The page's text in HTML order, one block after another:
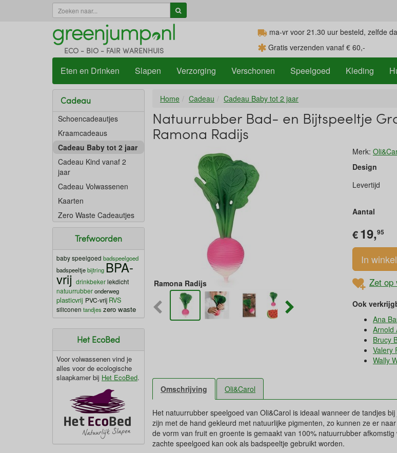
ECO - BIO - FAIR WARENHUIS
ma-vr voor 21.30 uur besteld, zelfde
Gratis verzenden vanaf € 60,-
Eten en Drinken Slapen Verzorging Verschonen Speelgoed Kleding
Cadeau
Schoencadeautjes
Kraamcadeaus
Cadeau Baby tot 2 jaar
Cadeau Kind vanaf 2
jaar
Cadeau Volwassenen
Kaarten
Zero Waste Cadeautjes
Trefwoorden
baby speelgoed badspeelgoed
badspeeltjebijtring BPA-
vrij drinkbekerlekdicht
natuurrubberonderweg
plasticvrij PVC-vrij RVS
siliconen tandjes zero waste
Het EcoBed
Voor volwassenen vind je
alles voor de ecologische
slaapkamer bij Het EcoBed.
Home Cadeau Cadeau Baby tot 2 jaar
Natuurrubber Bad- en Bijtspeeltje
Ramona Radijs
Ramona Radijs
Merk:
Design
Levertijd
Aantal
€19,95
In
Zet op
Ook
Ana
Arnold
Brucy
Valery
Wally
Omschrijving Oli&Carol
Het natuurrubber speelgoed van Oli&Carol is ideaal wanneer de tandjes
zijn met de hand gekleurd met natuurlijke pigmenten, zo kunnen ze er
de vorm van fruit en groente is gemaakt van 100% natuurrubber
zachte speelgoed kan ook als badspeeltje gebruikt worden.